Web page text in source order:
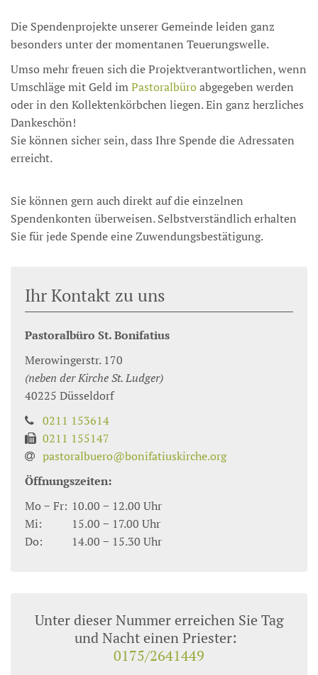
Die Spendenprojekte unserer Gemeinde leiden ganz
besonders unter der momentanen Teuerungswelle.
Umso mehr freuen sich die Projektverantwortlichen, wenn
Umschläge mit Geld imPastoralbüroabgegeben werden
oder in den Kollektenkörbchen liegen. Ein ganz herzliches
Dankeschön!
Sie können sicher sein, dass Ihre Spende die Adressaten
erreicht.
Sie können gern auch direkt auf die einzelnen
Spendenkonten überweisen. Selbstverständlich erhalten
Sie für jede Spende eine Zuwendungsbestätigung.
Ihr Kontakt zu uns
Pastoralbüro St. Bonifatius
Merowingerstr. 170
(neben der Kirche St. Ludger)
40225 Düsseldorf
0211 153614
0211 155147
pastoralbuero@bonifatiuskirche.org
Öffnungszeiten:
Mo − Fr: 10.00 − 12.00 Uhr
Mi:
15.00 − 17.00 Uhr
Do:
14.00 − 15.30 Uhr
Unter dieser Nummer erreichen Sie Tag
und Nacht einen Priester:
0175/2641449